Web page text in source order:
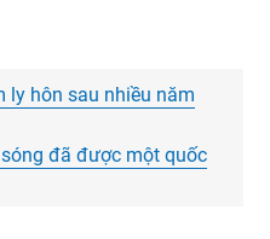
ly hôn sau nhiều năm
đã được một quốc